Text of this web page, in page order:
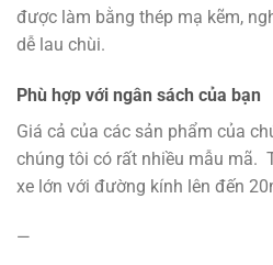
được làm bằng thép mạ kẽm,
dễ lau chùi.
Phù hợp với ngân sách của bạn
Giá cả của các sản phẩm của
chúng tôi có rất nhiều mẫu mã.
xe lớn với đường kính lên đến
—